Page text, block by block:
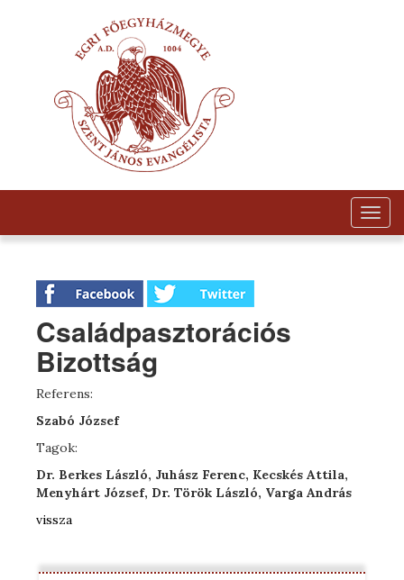
Családpasztorációs
Bizottság
Referens:
Szabó József
Tagok:
Dr. Berkes László, Juhász Ferenc, Kecskés Attila,
Menyhárt József, Dr. Török László, Varga András
vissza